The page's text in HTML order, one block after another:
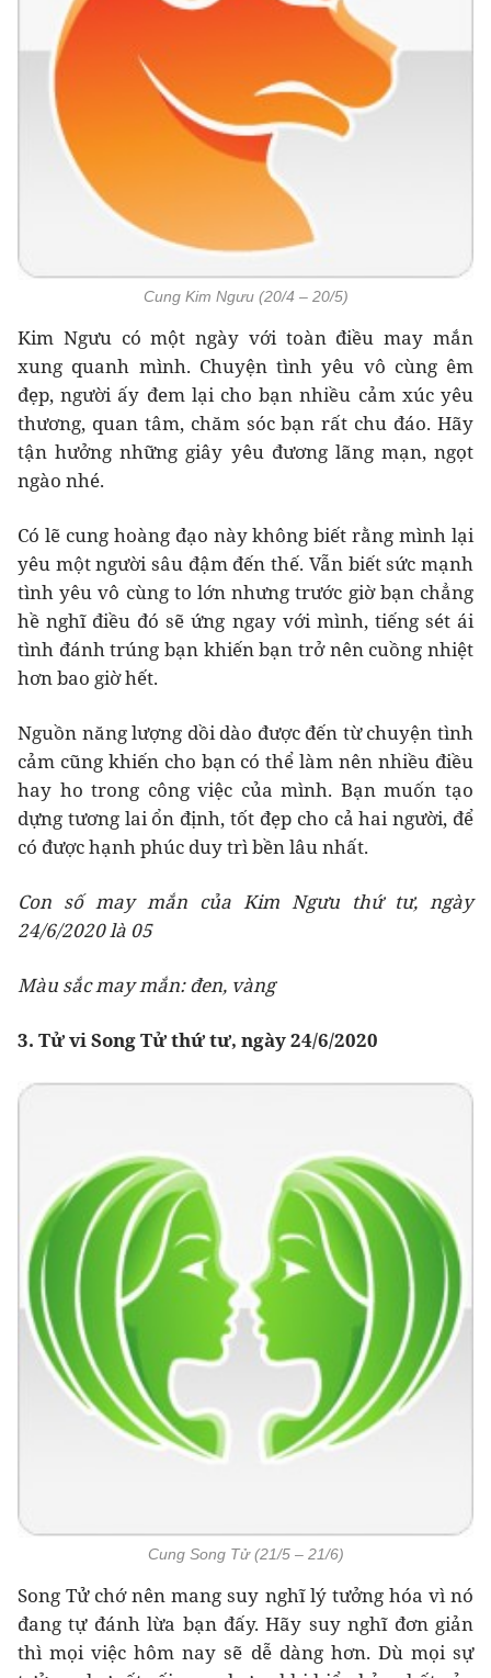
Cung Kim Ngưu (20/4 – 20/5)
Kim Ngưu có một ngày với toàn điều may mắn
xung quanh mình. Chuyện tình yêu vô cùng êm
đẹp, người ấy đem lại cho bạn nhiều cảm xúc yêu
thương, quan tâm, chăm sóc bạn rất chu đáo. Hãy
tận hưởng những giây yêu đương lãng mạn, ngọt
ngào nhé.
Có lẽ cung hoàng đạo này không biết rằng mình lại
yêu một người sâu đậm đến thế. Vẫn biết sức mạnh
tình yêu vô cùng to lớn nhưng trước giờ bạn chẳng
hề nghĩ điều đó sẽ ứng ngay với mình, tiếng sét ái
tình đánh trúng bạn khiến bạn trở nên cuồng nhiệt
hơn bao giờ hết.
Nguồn năng lượng dồi dào được đến từ chuyện tình
cảm cũng khiến cho bạn có thể làm nên nhiều điều
hay ho trong công việc của mình. Bạn muốn tạo
dựng tương lai ổn định, tốt đẹp cho cả hai người, để
có được hạnh phúc duy trì bền lâu nhất.
Con số may mắn của Kim Ngưu thứ tư, ngày
24/6/2020 là 05
Màu sắc may mắn: đen, vàng
3. Tử vi Song Tử thứ tư, ngày 24/6/2020
Cung Song Tử (21/5 – 21/6)
Song Tử chớ nên mang suy nghĩ lý tưởng hóa vì nó
đang tự đánh lừa bạn đấy. Hãy suy nghĩ đơn giản
thì mọi việc hôm nay sẽ dễ dàng hơn. Dù mọi sự